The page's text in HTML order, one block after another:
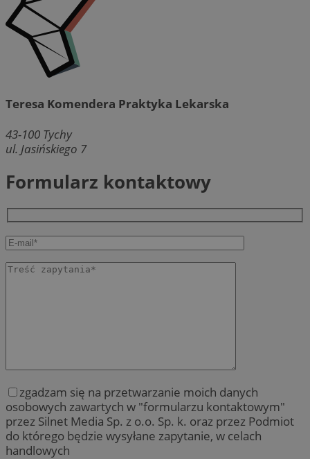
Teresa Komendera Praktyka Lekarska
43-100 Tychy
ul. Jasińskiego 7
Formularz kontaktowy
zgadzam się na przetwarzanie moich danych
osobowych zawartych w "formularzu kontaktowym"
przez Silnet Media Sp. z o.o. Sp. k. oraz przez Podmiot
do którego będzie wysyłane zapytanie, w celach
handlowych